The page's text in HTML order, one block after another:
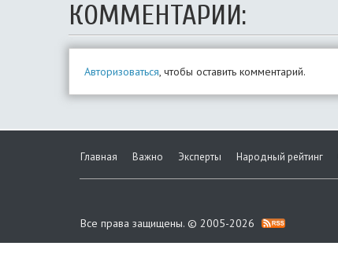
КОММЕНТАРИИ:
Авторизоваться, чтобы оставить комментарий.
Главная Важно Эксперты Народный рейтинг
Все права защищены. © 2005-2026